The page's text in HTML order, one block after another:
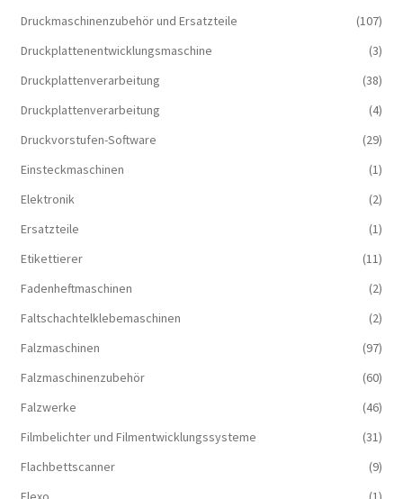
Druckmaschinenzubehör und Ersatzteile
(107)
Druckplattenentwicklungsmaschine
(3)
Druckplattenverarbeitung
(38)
Druckplattenverarbeitung
(4)
Druckvorstufen-Software
(29)
Einsteckmaschinen
(1)
Elektronik
(2)
Ersatzteile
(1)
Etikettierer
(11)
Fadenheftmaschinen
(2)
Faltschachtelklebemaschinen
(2)
Falzmaschinen
(97)
Falzmaschinenzubehör
(60)
Falzwerke
(46)
Filmbelichter und Filmentwicklungssysteme
(31)
Flachbettscanner
(9)